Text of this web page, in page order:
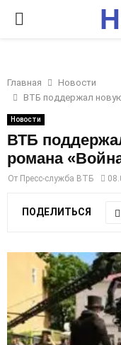
P
I
M
A
R
Y
E
Главная
Новости
ВТБ поддержал
Новости
ВТБ
романа
От Пресс-служба ВТБ
ПОДЕЛИТЬСЯ